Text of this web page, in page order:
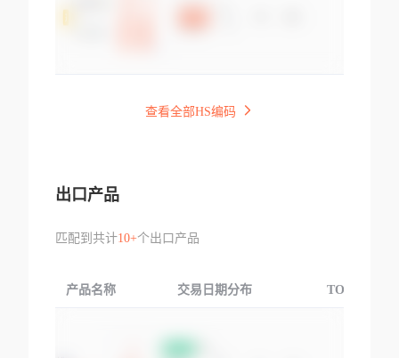
查看全部HS编码
出口产品
匹配到共计10+个出口产品
产品名称 交易日期分布 TOP3交易国